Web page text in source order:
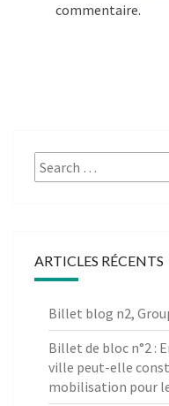
commentaire.
Search
for:
ARTICLES RÉCENTS
Billet blog n2,
Billet de bloc n°2 :
ville peut-elle
mobilisation pour